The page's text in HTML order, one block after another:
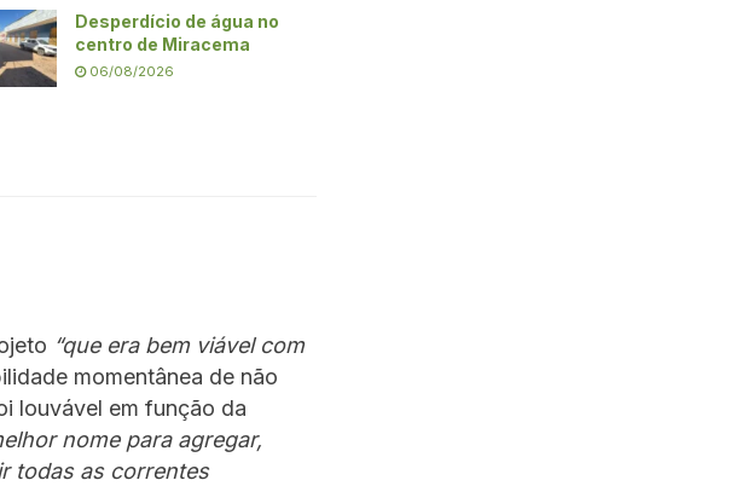
Desperdício de água no
centro de Miracema
06/08/2026
“que era bem viável com
momentânea de não
louvável em função da
nome para agregar,
todas as correntes